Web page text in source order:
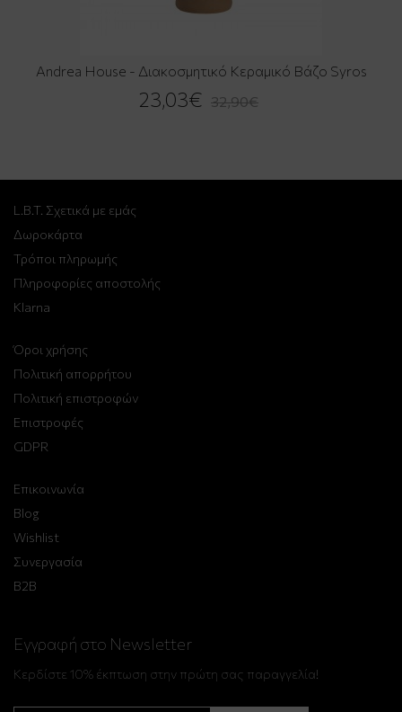
Andrea House - Διακοσμητικό Κεραμικό Βάζο Syros
23,03€ 32,90€
L.B.T. Σχετικά με εμάς
Δωροκάρτα
Τρόποι πληρωμής
Πληροφορίες αποστολής
Klarna
Όροι χρήσης
Πολιτική απορρήτου
Πολιτική επιστροφών
Επιστροφές
GDPR
Επικοινωνία
Blog
Wishlist
Συνεργασία
B2B
Εγγραφή στο Newsletter
Κερδίστε 10% έκπτωση στην πρώτη σας παραγγελία!